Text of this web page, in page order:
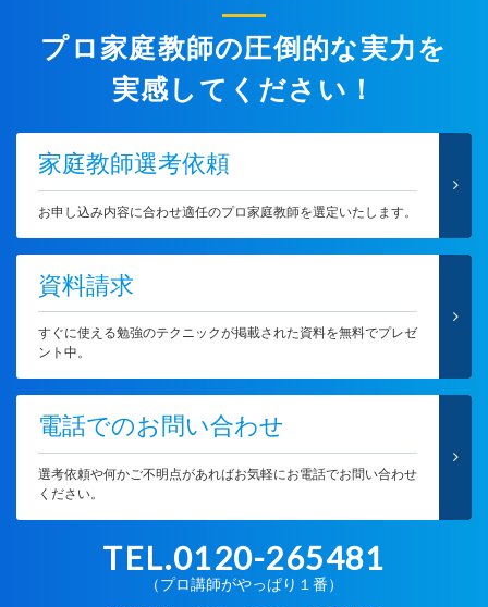
プロ家庭教師の圧倒的な実力を
実感してください！
家庭教師選考依頼
お申し込み内容に合わせ適任のプロ家庭教師を選定いたします。
資料請求
すぐに使える勉強のテクニックが掲載された資料を無料でプレゼ
ント中。
電話でのお問い合わせ
選考依頼や何かご不明点があればお気軽にお電話でお問い合わせ
ください。
TEL.0120-265481
（プロ講師がやっぱり１番）